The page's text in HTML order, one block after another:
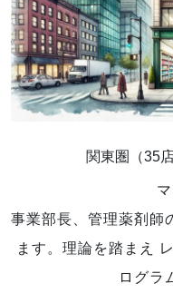
関東圏（35
事業部長、管理薬剤師
ます。理論を踏まえ
ログラ